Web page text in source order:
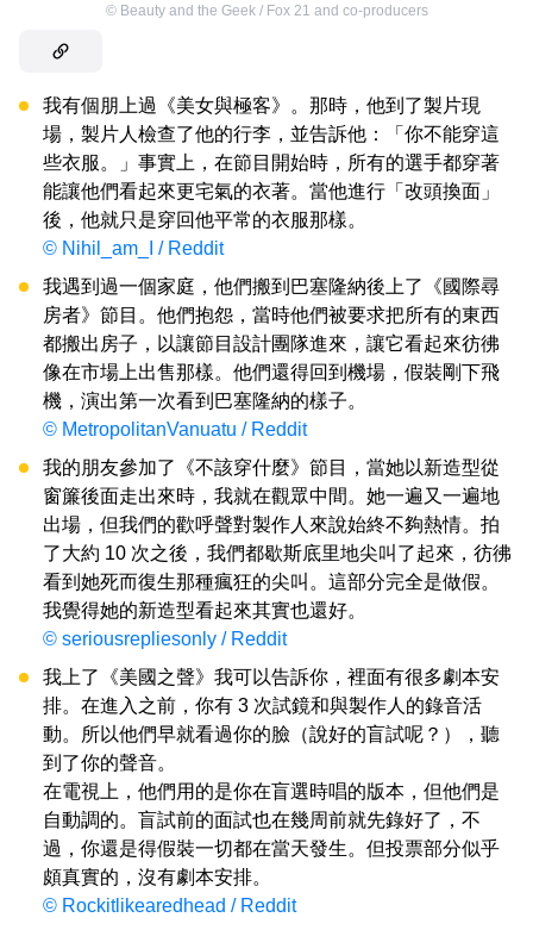
© Beauty and the Geek / Fox 21 and co-producers
我有個朋上過《美女與極客》。那時，他到了製片現
場，製片人檢查了他的行李，並告訴他：「你不能穿這
些衣服。」事實上，在節目開始時，所有的選手都穿著
能讓他們看起來更宅氣的衣著。當他進行「改頭換面」
後，他就只是穿回他平常的衣服那樣。
© Nihil_am_I / Reddit
我遇到過一個家庭，他們搬到巴塞隆納後上了《國際尋
房者》節目。他們抱怨，當時他們被要求把所有的東西
都搬出房子，以讓節目設計團隊進來，讓它看起來彷彿
像在市場上出售那樣。他們還得回到機場，假裝剛下飛
機，演出第一次看到巴塞隆納的樣子。
© MetropolitanVanuatu / Reddit
我的朋友參加了《不該穿什麼》節目，當她以新造型從
窗簾後面走出來時，我就在觀眾中間。她一遍又一遍地
出場，但我們的歡呼聲對製作人來說始終不夠熱情。拍
了大約 10 次之後，我們都歇斯底里地尖叫了起來，彷彿
看到她死而復生那種瘋狂的尖叫。這部分完全是做假。
我覺得她的新造型看起來其實也還好。
© seriousrepliesonly / Reddit
我上了《美國之聲》我可以告訴你，裡面有很多劇本安
排。在進入之前，你有 3 次試鏡和與製作人的錄音活
動。所以他們早就看過你的臉（說好的盲試呢？），聽
到了你的聲音。
在電視上，他們用的是你在盲選時唱的版本，但他們是
自動調的。盲試前的面試也在幾周前就先錄好了，不
過，你還是得假裝一切都在當天發生。但投票部分似乎
頗真實的，沒有劇本安排。
© Rockitlikearedhead / Reddit